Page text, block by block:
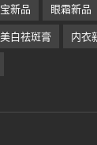
新品 眼霜新品
美白祛斑膏 内衣